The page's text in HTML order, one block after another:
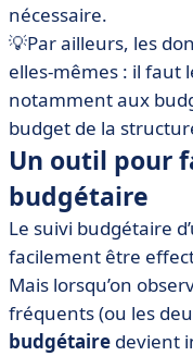
nécessaire.
💡Par ailleurs, les
elles-mêmes : il faut
notamment aux
budget de la
Un outil pour
budgétaire
Le suivi budgétaire
facilement être
Mais lorsqu’on
fréquents (ou les
budgétaire devient